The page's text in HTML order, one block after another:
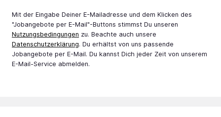
Mit der Eingabe Deiner E-Mail­adresse und dem Klicken des
"Jobangebote per E-Mail"-Buttons stimmst Du unseren
Nutzungsbedingungen zu. Beachte auch unsere
Datenschutzerklärung. Du erhältst von uns passende
Jobangebote per E-Mail. Du kannst Dich jeder Zeit von unserem
E-Mail-Service abmelden.